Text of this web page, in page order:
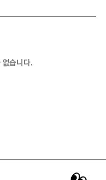
없습니다.